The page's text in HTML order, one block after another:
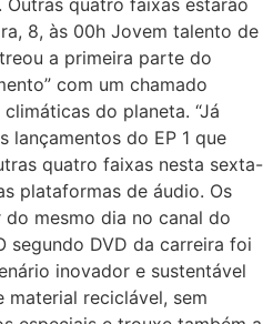
quatro faixas estarão
8, às 00h Jovem talento de
a primeira parte do
com um chamado
do planeta. “Já
lançamentos do EP 1 que
quatro faixas nesta sexta-
plataformas de áudio. Os
mesmo dia no canal do
segundo DVD da carreira foi
inovador e sustentável
reciclável, sem